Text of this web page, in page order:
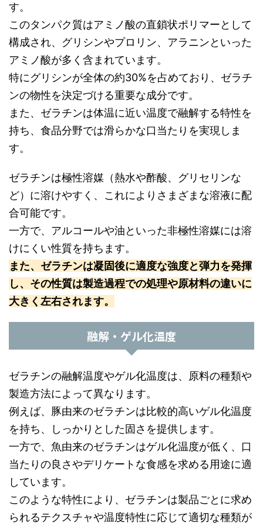
す。
このタンパク質はアミノ酸の直鎖状ポリマーとして
構成され、グリシンやプロリン、アラニンといった
アミノ酸が多く含まれています。
特にグリシンが全体の約30%を占めており、ゼラチ
ンの物性を決定づける重要な成分です。
また、ゼラチンは体温に近い温度で融解する特性を
持ち、食品分野では滑らかな口当たりを実現しま
す。
ゼラチンは極性溶媒（熱水や酢酸、グリセリンな
ど）に溶けやすく、これによりさまざまな溶液に配
合可能です。
一方で、アルコールや油といった非極性溶媒には溶
けにくい性質を持ちます。
また、ゼラチンは凝固後に適度な強度と弾力を発揮
し、その性質は製造過程での処理や原材料の違いに
大きく左右されます。
融解・ゲル化温度
ゼラチンの融解温度やゲル化温度は、原料の種類や
製造方法によって異なります。
例えば、豚由来のゼラチンは比較的高いゲル化温度
を持ち、しっかりとした固さを提供します。
一方で、魚由来のゼラチンはゲル化温度が低く、口
当たりの良さやデリケートな食感を求める用途に適
しています。
このような特性により、ゼラチンは製品ごとに求め
られるテクスチャや温度特性に応じて適切な種類が